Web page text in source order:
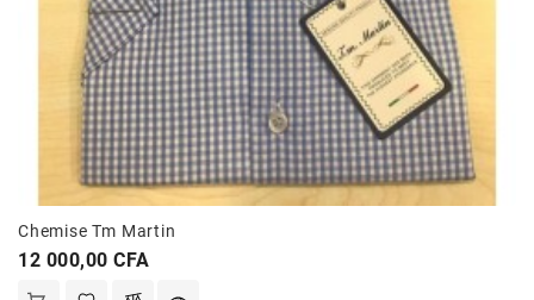
Chemise Tm Martin
Prix
12 000,00 CFA